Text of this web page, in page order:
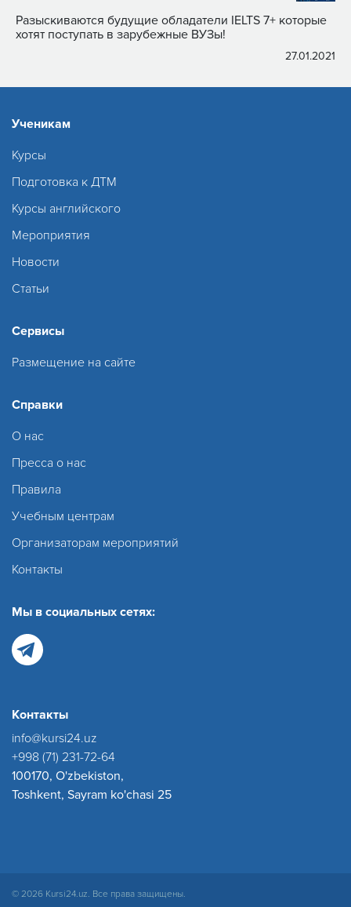
Разыскиваются будущие обладатели IELTS 7+ которые
хотят поступать в зарубежные ВУЗы!
27.01.2021
Ученикам
Курсы
Подготовка к ДТМ
Курсы английского
Мероприятия
Новости
Статьи
Сервисы
Размещение на сайте
Справки
О нас
Пресса о нас
Правила
Учебным центрам
Организаторам мероприятий
Контакты
Мы в социальных сетях:
Контакты
info@kursi24.uz
+998 (71) 231-72-64
100170, O'zbekiston,
Toshkent, Sayram ko'chasi 25
© 2026 Kursi24.uz. Все права защищены.